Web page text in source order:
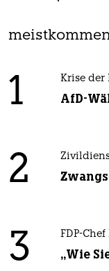
1 Krise der
AfD-
2
3 FDP-
„Wie